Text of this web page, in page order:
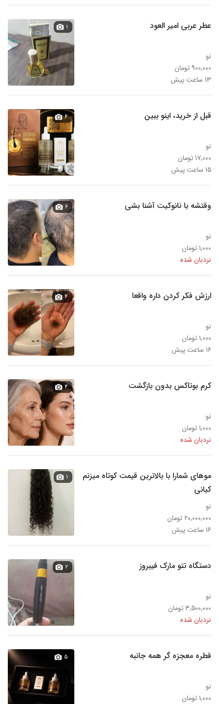
عطر عربی امیر العود
نو
۹۰۰,۰۰۰ تومان
۱۳ ساعت پیش
۱
قبل از خرید، اینو ببین
نو
۱۷,۰۰۰ تومان
۱۵ ساعت پیش
۴
وقتشه با نانوکیت آشنا بشی
نو
۱,۰۰۰ تومان
نردبان شده
۶
ارزش فکر کردن داره واقعا
نو
۱,۰۰۰ تومان
۱۶ ساعت پیش
۴
کرم بوتاکس بدون بازگشت
نو
۱,۰۰۰ تومان
نردبان شده
۴
موهای شمارا با بالاترین قیمت کوتاه میزنم
کیانی
نو
۲۰,۰۰۰,۰۰۰ تومان
۱۶ ساعت پیش
۱
دستگاه تتو مارک فیبروز
نو
۳,۵۰۰,۰۰۰ تومان
نردبان شده
۲
قطره معجزه گر همه جانبه
نو
۱,۰۰۰ تومان
۵